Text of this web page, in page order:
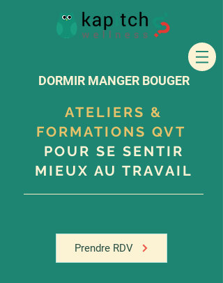
DORMIR MANGER BOUGER
ATELIERS &
FORMATIONS QVT
POUR SE SENTIR
MIEUX AU TRAVAIL
Prendre RDV